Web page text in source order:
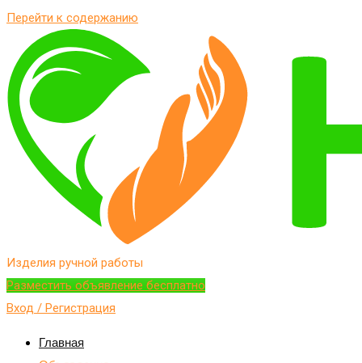
Перейти к содержанию
Изделия ручной работы
Разместить объявление бесплатно
Вход / Регистрация
Главная